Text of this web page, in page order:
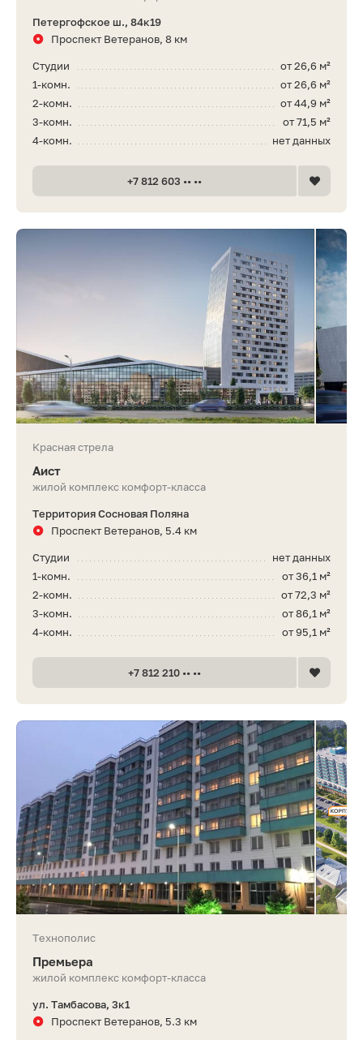
Петергофское ш., 84к19
Проспект Ветеранов, 8 км
от 26,6 м²
Студии
от 26,6 м²
1-комн.
от 44,9 м²
2-комн.
от 71,5 м²
3-комн.
нет данных
4-комн.
+7 812 603 •• ••
Красная стрела
Аист
жилой комплекс комфорт-класса
Территория Сосновая Поляна
Проспект Ветеранов, 5.4 км
нет данных
Студии
от 36,1 м²
1-комн.
от 72,3 м²
2-комн.
от 86,1 м²
3-комн.
от 95,1 м²
4-комн.
+7 812 210 •• ••
Технополис
Премьера
жилой комплекс комфорт-класса
ул. Тамбасова, 3к1
Проспект Ветеранов, 5.3 км